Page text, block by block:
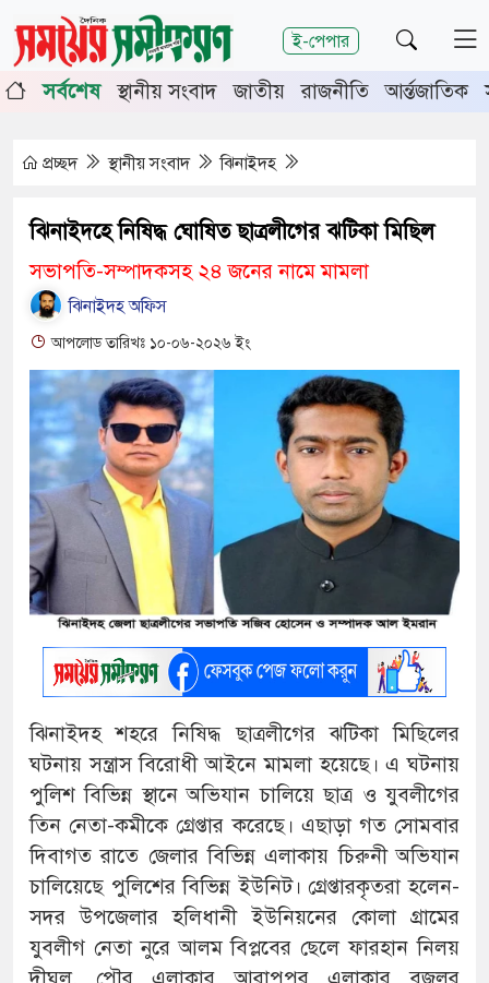
ই-পেপার
শিরোনাম
চুয়াডাঙ্গা-মেহেরপুরে জামায়াতের গণমিছিল
সিনিয়র জেলা জজ রফিকুল ইসলাম
সর্বশেষ স্থানীয় সংবাদ জাতীয় রাজনীতি আর্ন্তজাতিক
প্রচ্ছদ স্থানীয় সংবাদ ঝিনাইদহ
ঝিনাইদহে নিষিদ্ধ ঘোষিত ছাত্রলীগের ঝটিকা মিছিল
সভাপতি-সম্পাদকসহ ২৪ জনের নামে মামলা
ঝিনাইদহ অফিস
আপলোড তারিখঃ ১০-০৬-২০২৬ ইং
ঝিনাইদহ শহরে নিষিদ্ধ ছাত্রলীগের ঝটিকা মিছিলের
ঘটনায় সন্ত্রাস বিরোধী আইনে মামলা হয়েছে। এ ঘটনায়
পুলিশ বিভিন্ন স্থানে অভিযান চালিয়ে ছাত্র ও যুবলীগের
তিন নেতা-কমীকে গ্রেপ্তার করেছে। এছাড়া গত সোমবার
দিবাগত রাতে জেলার বিভিন্ন এলাকায় চিরুনী অভিযান
চালিয়েছে পুলিশের বিভিন্ন ইউনিট। গ্রেপ্তারকৃতরা হলেন-
সদর উপজেলার হলিধানী ইউনিয়নের কোলা গ্রামের
যুবলীগ নেতা নুরে আলম বিপ্লবের ছেলে ফারহান নিলয়